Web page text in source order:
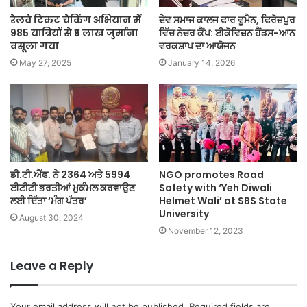
रेलवे टिकट चेकिंग अभियान में
985 यात्रियों से ₹6 लाख जुर्माना
वसूला गया
May 27, 2025
ਦੇਵ ਸਮਾਜ ਕਾਲਜ ਫਾਰ ਵੂਮੈਨ, ਫਿਰੋਜ਼ਪੁਰ
ਵਿੱਚ ਨੇਚਰ ਕੈਂਪ: ਈਕੋਵਿਜ਼ਨ ਹੈਂਡਸ-ਆਨ
ਵਰਕਸ਼ਾਪ ਦਾ ਆਯੋਜਨ
January 14, 2026
ਡੀ.ਟੀ.ਐੱਫ. ਨੇ 2364 ਅਤੇ 5994
ਈਟੀਟੀ ਭਰਤੀਆਂ ਮੁਕੰਮਲ ਕਰਵਾਉਣ
ਲਈ ਦਿੱਤਾ ‘ਮੰਗ ਪੱਤਰ’
August 30, 2024
NGO promotes Road
Safety with ‘Yeh Diwali
Helmet Wali’ at SBS State
University
November 12, 2023
Leave a Reply